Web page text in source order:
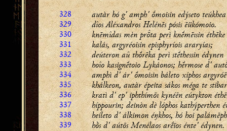
328 autàr hó g' amph' ṓmoisin edýseto
329 dîos Aléxandros Helénēs pósis ēükómoio.
330 knēmîdas mèn prta perì knḗmēısin éthēke
331 kalás, argyréoisin episphyríois araryías;
332 deúteron aû thṓrēka perì stḗthessin édynen
333 hoîo kasignḗtoio Lykáonos; hḗrmose d'
334 amphì d' ár' ṓmoisin báleto xíphos
335 khálkeon, autàr épeita sákos méga te
336 kratì d' ep' iphthímōı kynéēn eútykton
337 híppourin; deinòn dè lóphos kathýperthen
338 heíleto d' álkimon éŋkhos, hó hoi
339 hṑs d' aútōs Menélaos arḗïos énte' édynen.